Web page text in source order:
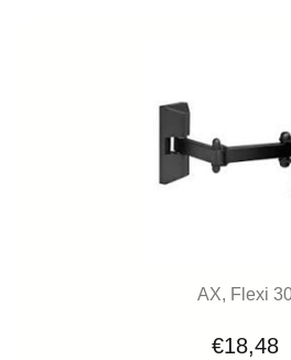
AX, Flexi
€18,48